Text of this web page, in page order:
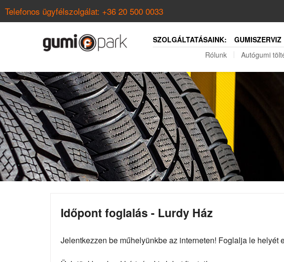
Telefonos ügyfélszolgálat: +36 20 500 0033
SZOLGÁLTATÁSAINK: GUMISZERVIZ
Rólunk
Autógumi
Időpont foglalás - Lurdy Ház
Jelentkezzen be műhelyünkbe az interneten! Foglalja le helyét